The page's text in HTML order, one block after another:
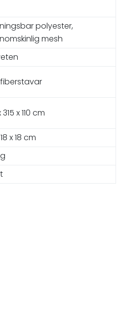
polyester,
mesh
315 x 110 cm
x 18 cm